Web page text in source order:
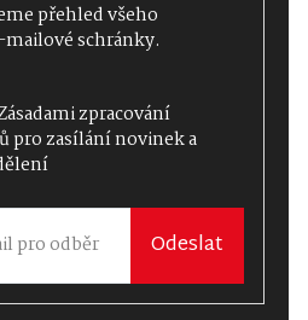
přehled všeho
schránky.
zpracování
pro zasílání novinek a
Odeslat